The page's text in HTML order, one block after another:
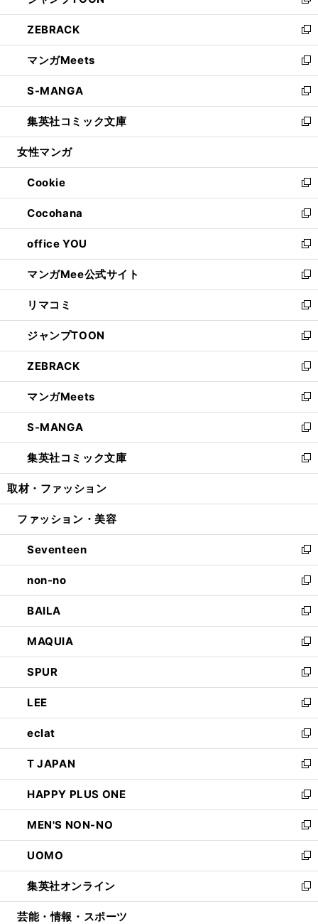
開
く
ウ
で
開
く
ン
ド
ウ
で
開
く
ウ
ィ
ン
ド
ウ
で
開
く
し
い
ウ
ィ
ン
ド
ウ
で
開
ZEBRACK
新
し
い
ウ
ィ
ン
ド
ウ
開
く
マンガMeets
新
し
い
ウ
ィ
ン
ウ
で
開
く
S-MANGA
新
し
い
ウ
ン
ド
ウ
で
開
く
集英社コミック文庫
新
し
ウ
ィ
ン
ド
ウ
で
開
く
女性マンガ
Cookie
新
し
い
ウ
ィ
ン
ド
ウ
で
開
く
Cocohana
新
し
い
ウ
ィ
ン
ド
ウ
で
開
く
office YOU
新
し
い
ウ
ィ
ン
ド
ウ
で
開
く
マンガMee公式サイト
新
し
い
ウ
ィ
ン
ド
ウ
で
開
く
リマコミ
新
し
い
ウ
ィ
ン
ド
ウ
で
開
く
ジャンプTOON
新
し
い
ウ
ィ
ン
ド
ウ
で
開
ZEBRACK
新
し
い
ウ
ィ
ン
ド
ウ
開
マンガMeets
新
し
い
ウ
ィ
ン
ウ
開
く
S-MANGA
新
し
い
ウ
ン
ウ
で
開
く
集英社コミック文庫
新
し
ウ
ン
ド
ウ
で
開
く
取材・ファッション
ファッション・美容
Seventeen
新
し
い
ウ
ィ
ン
ド
ウ
で
開
く
non-no
新
し
い
ウ
ィ
ン
ド
ウ
で
開
く
BAILA
新
し
い
ウ
ィ
ン
ド
ウ
で
開
く
MAQUIA
新
し
い
ウ
ィ
ン
ド
ウ
で
開
く
SPUR
新
し
い
ウ
ィ
ン
ド
ウ
で
開
く
LEE
新
し
い
ウ
ィ
ン
ド
ウ
で
開
く
eclat
新
し
い
ウ
ィ
ン
ド
ウ
で
開
く
T JAPAN
新
し
い
ウ
ィ
ン
ド
ウ
で
開
HAPPY PLUS ONE
新
し
い
ウ
ィ
ン
ド
ウ
MEN'S NON-NO
新
し
い
ウ
ィ
ン
UOMO
新
し
い
ウ
集英社オンライン
新
し
芸能・情報・スポーツ